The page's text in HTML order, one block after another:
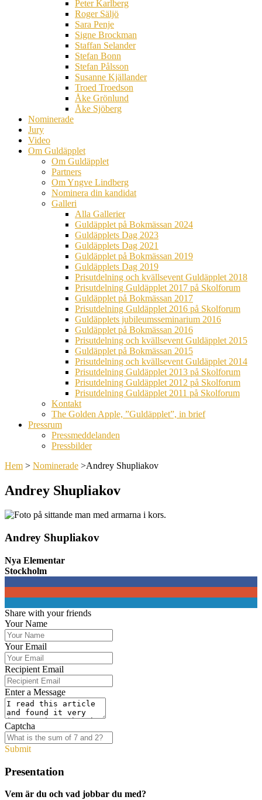
Peter Karlberg
Roger Säljö
Sara Penje
Signe Brockman
Staffan Selander
Stefan Bonn
Stefan Pålsson
Susanne Kjällander
Troed Troedson
Åke Grönlund
Åke Sjöberg
Nominerade
Jury
Video
Om Guldäpplet
Om Guldäpplet
Partners
Om Yngve Lindberg
Nominera din kandidat
Galleri
Alla Gallerier
Guldäpplet på Bokmässan 2024
Guldäpplets Dag 2023
Guldäpplets Dag 2021
Guldäpplet på Bokmässan 2019
Guldäpplets Dag 2019
Prisutdelning och kvällsevent Guldäpplet 2018
Prisutdelning Guldäpplet 2017 på Skolforum
Guldäpplet på Bokmässan 2017
Prisutdelning Guldäpplet 2016 på Skolforum
Guldäpplets jubileumsseminarium 2016
Guldäpplet på Bokmässan 2016
Prisutdelning och kvällsevent Guldäpplet 2015
Guldäpplet på Bokmässan 2015
Prisutdelning och kvällsevent Guldäpplet 2014
Prisutdelning Guldäpplet 2013 på Skolforum
Prisutdelning Guldäpplet 2012 på Skolforum
Prisutdelning Guldäpplet 2011 på Skolforum
Kontakt
The Golden Apple, ”Guldäpplet”, in brief
Pressrum
Pressmeddelanden
Pressbilder
Hem > Nominerade >Andrey Shupliakov
Andrey Shupliakov
Andrey Shupliakov
Nya Elementar
Stockholm
Share with your friends
Your Name
Your Email
Recipient Email
Enter a Message
Captcha
Submit
Presentation
Vem är du och vad jobbar du med?